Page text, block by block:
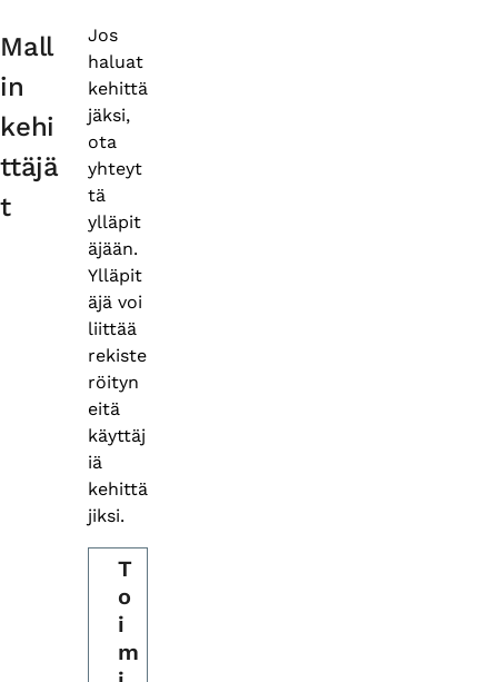
Primary
tabs
Mall
in
kehi
ttäjä
t
Jos
haluat
kehittä
jäksi,
ota
yhteyt
tä
ylläpit
äjään.
Ylläpit
äjä voi
liittää
rekiste
röityn
eitä
käyttäj
iä
kehittä
jiksi.
T
o
i
m